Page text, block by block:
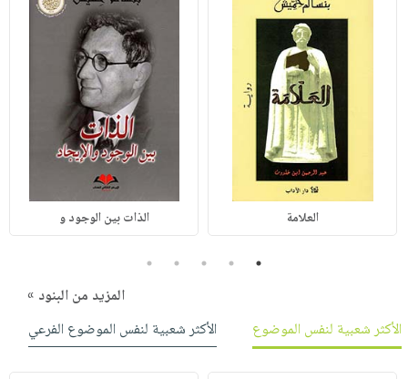
العلامة الذات بين الوجود و
1
2
3
4
5
المزيد من البنود »
الأكثر شعبية لنفس الموضوع
الأكثر شعبية لنفس الموضوع الفرعي